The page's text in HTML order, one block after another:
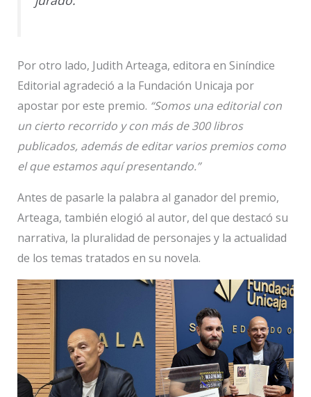
Por otro lado, Judith Arteaga, editora en Siníndice
Editorial agradeció a la Fundación Unicaja por
apostar por este premio. “Somos una editorial con
un cierto recorrido y con más de 300 libros
publicados, además de editar varios premios como
el que estamos aquí presentando.”
Antes de pasarle la palabra al ganador del premio,
Arteaga, también elogió al autor, del que destacó su
narrativa, la pluralidad de personajes y la actualidad
de los temas tratados en su novela.